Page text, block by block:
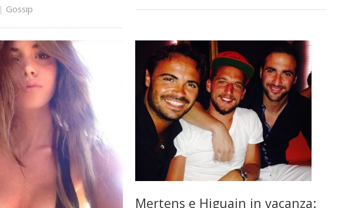
| Gossip
Mertens e Higuain in vacanza: